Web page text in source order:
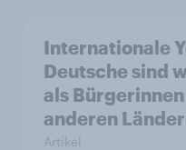
Internationale
Deutsche sind
als
anderen
Artikel